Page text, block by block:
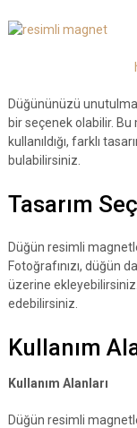
Düğününüzü
bir seçenek olabilir.
kullanıldığı, farklı
bulabilirsiniz.
Tasarım
Düğün resimli
Fotoğrafınızı, düğün
üzerine
edebilirsiniz.
Kullanım
Kullanım Alanları
Düğün resimli